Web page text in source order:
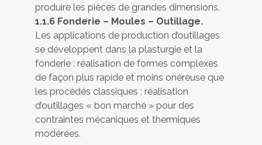
produire les pièces de grandes dimensions.
1.1.6 Fonderie – Moules – Outillage.
Les applications de production d’outillages
se développent dans la plasturgie et la
fonderie : réalisation de formes complexes
de façon plus rapide et moins onéreuse que
les procédés classiques ; réalisation
d’outillages « bon marché » pour des
contraintes mécaniques et thermiques
modérées.